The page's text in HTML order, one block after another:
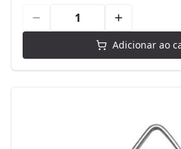
Adicionar ao